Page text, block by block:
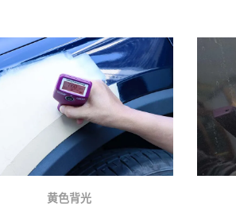
黄色背光